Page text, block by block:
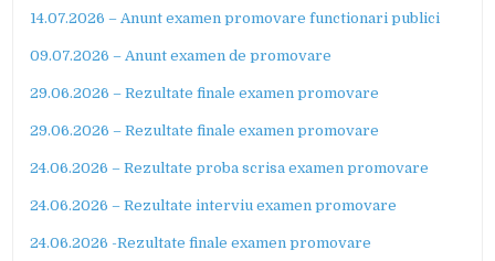
14.07.2026 – Anunt examen promovare functionari publici
09.07.2026 – Anunt examen de promovare
29.06.2026 – Rezultate finale examen promovare
29.06.2026 – Rezultate finale examen promovare
24.06.2026 – Rezultate proba scrisa examen promovare
24.06.2026 – Rezultate interviu examen promovare
24.06.2026 -Rezultate finale examen promovare